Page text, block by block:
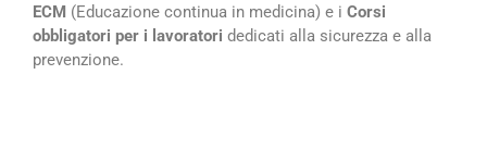
ECM (Educazione continua in medicina) e i Corsi
obbligatori per i lavoratori dedicati alla sicurezza e alla
prevenzione.